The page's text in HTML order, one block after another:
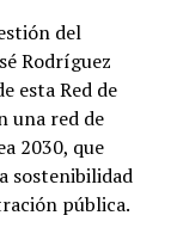
del
Rodríguez
esta Red de
una red de
2030, que
sostenibilidad
pública.